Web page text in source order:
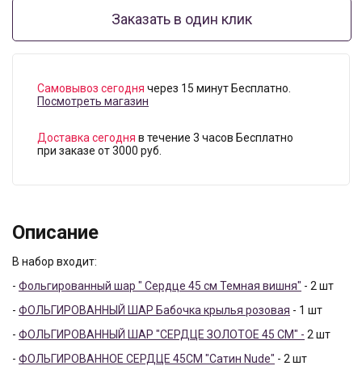
Заказать в один клик
Самовывоз сегодня через 15 минут Бесплатно.
Посмотреть магазин
Доставка сегодня в течение 3 часов Бесплатно
при заказе от 3000 руб.
Описание
В набор входит:
- Фольгированный шар " Сердце 45 см Темная вишня" - 2 шт
- ФОЛЬГИРОВАННЫЙ ШАР Бабочка крылья розовая - 1 шт
- ФОЛЬГИРОВАННЫЙ ШАР "СЕРДЦЕ ЗОЛОТОЕ 45 СМ" - 2 шт
- ФОЛЬГИРОВАННОЕ СЕРДЦЕ 45СМ "Сатин Nude" - 2 шт